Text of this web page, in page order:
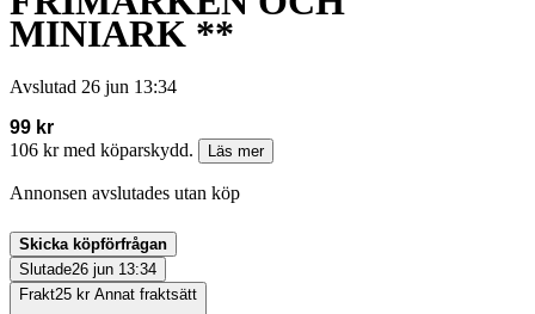
MINIARK **
Avslutad 26 jun 13:34
99 kr
106 kr med köparskydd.
Läs mer
Annonsen avslutades utan köp
Skicka köpförfrågan
Slutade26 jun 13:34
Frakt25 kr Annat fraktsätt